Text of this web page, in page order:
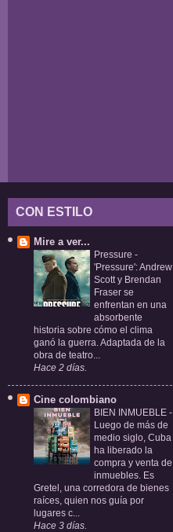
CON ESTILO
Mire a ver...
Pressure -
'Pressure': Andrew
Scott y Brendan
Fraser se
enfrentan en una
absorbente
historia sobre cómo el clima
ganó la guerra. Adaptada de la
obra de teatro...
Hace 2 días.
Cine colombiano
BIEN INMUEBLE -
Luego de más de
medio siglo, Cuba
ha liberado la
compra y venta de
inmuebles. Es
Gretel, una corredora de bienes
raíces, quien nos guía por
lugares c...
Hace 3 días.